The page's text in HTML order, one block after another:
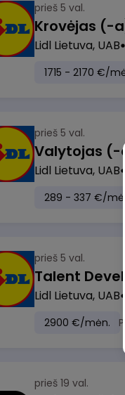
prieš 5 val.
Lidl Lietuva, UAB
1715 - 2170 €/
prieš 5 val.
Lidl Lietuva, UAB
289 - 337 €/mėn.
prieš 5 val.
Lidl Lietuva, UAB
2900 €/mėn.
prieš 19 val.